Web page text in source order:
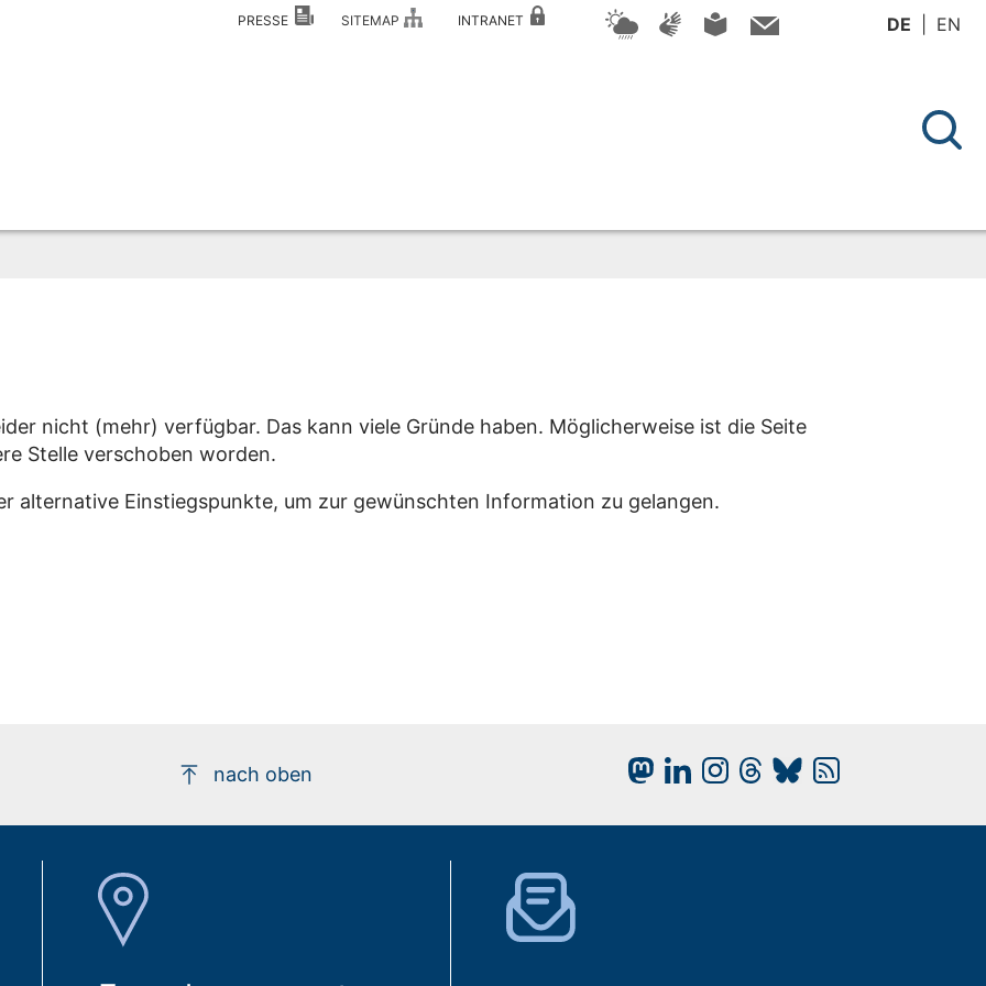
PRESSE SITEMAP INTRANET DE EN
nicht (mehr) verfügbar. Das kann viele Gründe haben. Möglicherweise ist die Seite
Stelle verschoben worden.
alternative Einstiegspunkte, um zur gewünschten Information zu gelangen.
nach oben